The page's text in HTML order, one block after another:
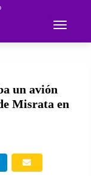
Toggle
un avión
Misrata en